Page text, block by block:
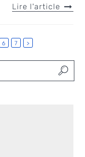
Lire l'article
6 7 >